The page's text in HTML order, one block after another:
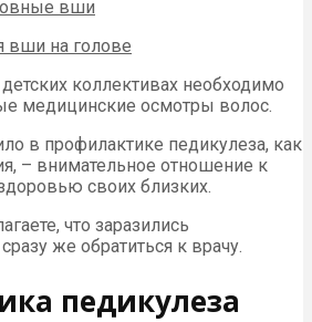
коллективах необходимо
медицинские осмотры волос.
в профилактике педикулеза, как
– внимательное отношение к
своих близких.
что заразились
же обратиться к врачу.
педикулеза